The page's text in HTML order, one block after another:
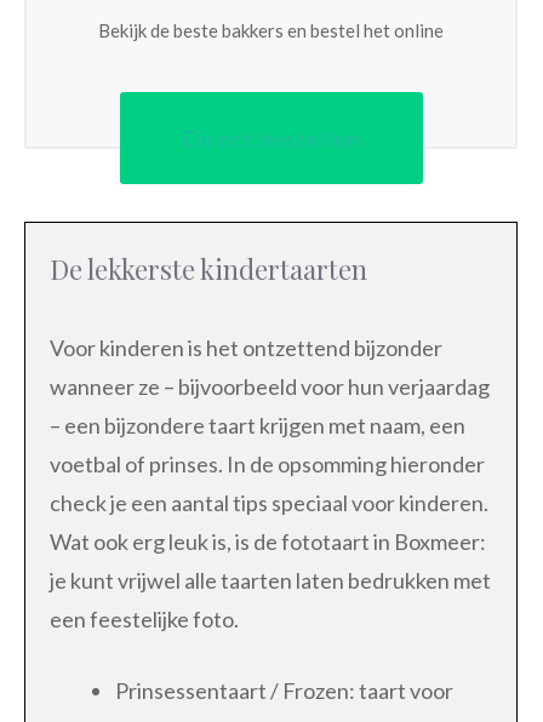
Bekijk de beste bakkers en bestel het online
Direct bestellen
De lekkerste kindertaarten
Voor kinderen is het ontzettend bijzonder
wanneer ze – bijvoorbeeld voor hun verjaardag
– een bijzondere taart krijgen met naam, een
voetbal of prinses. In de opsomming hieronder
check je een aantal tips speciaal voor kinderen.
Wat ook erg leuk is, is de fototaart in Boxmeer:
je kunt vrijwel alle taarten laten bedrukken met
een feestelijke foto.
Prinsessentaart / Frozen: taart voor